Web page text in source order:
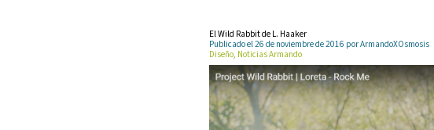
El Wild Rabbit de L. Haaker
Publicado el 26 de noviembre de 2016 por ArmandoXOsmosis
Diseño, Noticias Armando